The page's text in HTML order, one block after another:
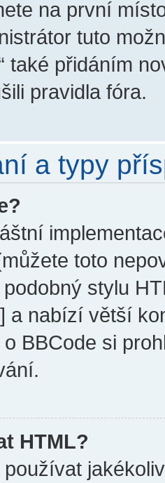
na první
tuto
také přidáním
pravidla fóra.
a typy
toto
stylu
a nabízí větší
BBCode si
HTML?